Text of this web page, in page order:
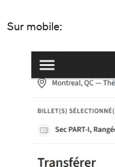
Sur mobile: